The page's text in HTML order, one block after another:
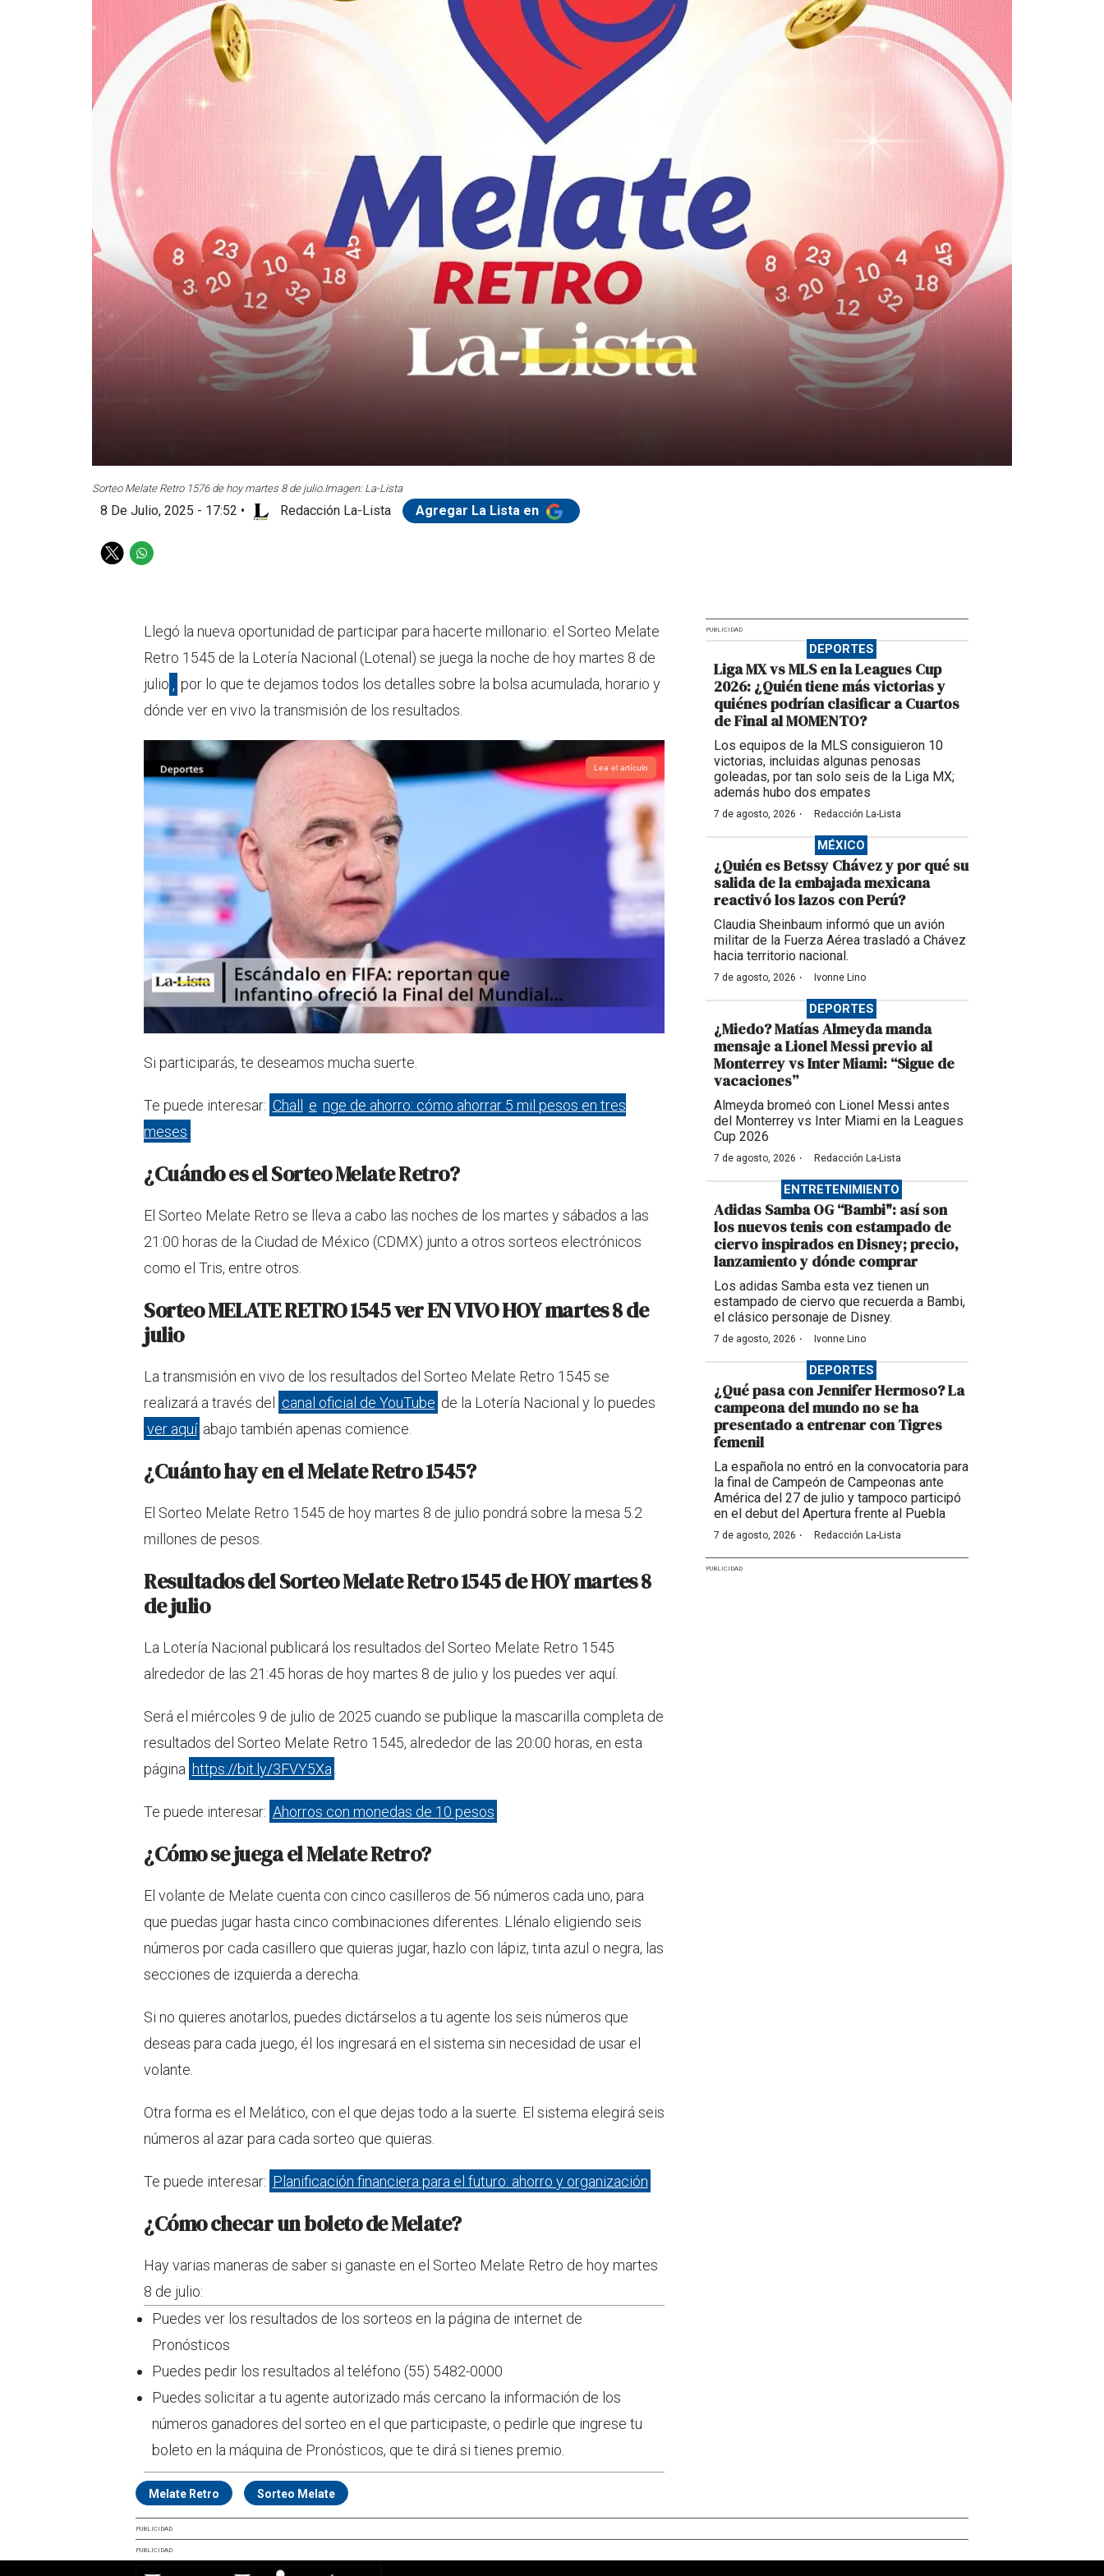
Sorteo Melate Retro 1576 de hoy martes 8 de julio.Imagen: La-Lista
8 De Julio, 2025 - 17:52 • Redacción La-Lista Agregar La Lista en
T
W
s
p
p
Llegó la nueva oportunidad de participar para hacerte millonario: el Sorteo Melate
Retro 1545 de la Lotería Nacional (Lotenal) se juega la noche de hoy martes 8 de
julio , por lo que te dejamos todos los detalles sobre la bolsa acumulada, horario y
dónde ver en vivo la transmisión de los resultados.
Lea el artículo
Si participarás, te deseamos mucha suerte.
Te puede interesar: Chall e nge de ahorro: cómo ahorrar 5 mil pesos en tres
meses
¿Cuándo es el Sorteo Melate Retro?
El Sorteo Melate Retro se lleva a cabo las noches de los martes y sábados a las
21:00 horas de la Ciudad de México (CDMX) junto a otros sorteos electrónicos
como el Tris, entre otros.
Sorteo MELATE RETRO 1545 ver EN VIVO HOY martes 8 de
julio
La transmisión en vivo de los resultados del Sorteo Melate Retro 1545 se
realizará a través del canal oficial de YouTube de la Lotería Nacional y lo puedes
ver aquí abajo también apenas comience.
¿Cuánto hay en el Melate Retro 1545?
El Sorteo Melate Retro 1545 de hoy martes 8 de julio pondrá sobre la mesa 5.2
millones de pesos.
Resultados del Sorteo Melate Retro 1545 de HOY martes 8
de julio
La Lotería Nacional publicará los resultados del Sorteo Melate Retro 1545
alrededor de las 21:45 horas de hoy martes 8 de julio y los puedes ver aquí.
Será el miércoles 9 de julio de 2025 cuando se publique la mascarilla completa de
resultados del Sorteo Melate Retro 1545, alrededor de las 20:00 horas, en esta
página https://bit.ly/3FVY5Xa
Te puede interesar: Ahorros con monedas de 10 pesos
¿Cómo se juega el Melate Retro?
El volante de Melate cuenta con cinco casilleros de 56 números cada uno, para
que puedas jugar hasta cinco combinaciones diferentes. Llénalo eligiendo seis
números por cada casillero que quieras jugar, hazlo con lápiz, tinta azul o negra, las
secciones de izquierda a derecha.
Si no quieres anotarlos, puedes dictárselos a tu agente los seis números que
deseas para cada juego, él los ingresará en el sistema sin necesidad de usar el
volante.
Otra forma es el Melático, con el que dejas todo a la suerte. El sistema elegirá seis
números al azar para cada sorteo que quieras.
Te puede interesar: Planificación financiera para el futuro: ahorro y organización
¿Cómo checar un boleto de Melate?
Hay varias maneras de saber si ganaste en el Sorteo Melate Retro de hoy martes
8 de julio:
Puedes ver los resultados de los sorteos en la página de internet de
Pronósticos
Puedes pedir los resultados al teléfono (55) 5482-0000
Puedes solicitar a tu agente autorizado más cercano la información de los
números ganadores del sorteo en el que participaste, o pedirle que ingrese tu
boleto en la máquina de Pronósticos, que te dirá si tienes premio.
Melate Retro Sorteo Melate
PUBLICIDAD
DEPORTES
Liga MX vs MLS en la Leagues Cup
2026: ¿Quién tiene más victorias y
quiénes podrían clasificar a Cuartos
de Final al MOMENTO?
Los equipos de la MLS consiguieron 10
victorias, incluidas algunas penosas
goleadas, por tan solo seis de la Liga MX;
además hubo dos empates
7 de agosto, 2026 · Redacción La-Lista
MÉXICO
¿Quién es Betssy Chávez y por qué su
salida de la embajada mexicana
reactivó los lazos con Perú?
Claudia Sheinbaum informó que un avión
militar de la Fuerza Aérea trasladó a Chávez
hacia territorio nacional.
7 de agosto, 2026 · Ivonne Lino
DEPORTES
¿Miedo? Matías Almeyda manda
mensaje a Lionel Messi previo al
Monterrey vs Inter Miami: “Sigue de
vacaciones”
Almeyda bromeó con Lionel Messi antes
del Monterrey vs Inter Miami en la Leagues
Cup 2026
7 de agosto, 2026 · Redacción La-Lista
ENTRETENIMIENTO
Adidas Samba OG “Bambi": así son
los nuevos tenis con estampado de
ciervo inspirados en Disney; precio,
lanzamiento y dónde comprar
Los adidas Samba esta vez tienen un
estampado de ciervo que recuerda a Bambi,
el clásico personaje de Disney.
7 de agosto, 2026 · Ivonne Lino
DEPORTES
¿Qué pasa con Jennifer Hermoso? La
campeona del mundo no se ha
presentado a entrenar con Tigres
femenil
La española no entró en la convocatoria para
la final de Campeón de Campeonas ante
América del 27 de julio y tampoco participó
en el debut del Apertura frente al Puebla
7 de agosto, 2026 · Redacción La-Lista
PUBLICIDAD
PUBLICIDAD
PUBLICIDAD